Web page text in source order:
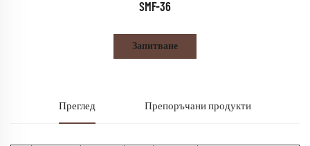
SMF-36
Запитване
Преглед Препоръчани продукти